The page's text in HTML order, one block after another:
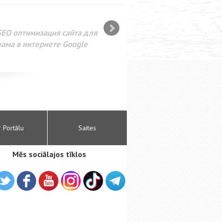
оптимизация сайта для
в интернете Google
Portālu Saites
Mēs sociālajos tīklos